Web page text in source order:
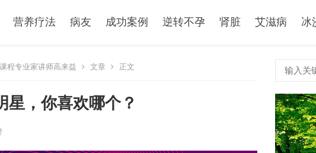
营养疗法 病友 成功案例 逆转不孕 肾脏 艾滋病 冰
程专业家讲师高来益 文章 正文
星，你喜欢哪个？